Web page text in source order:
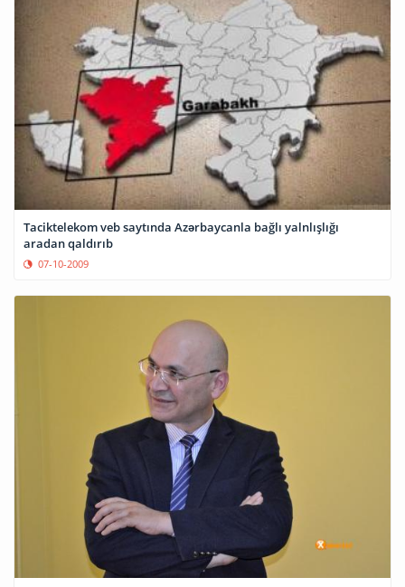
Taciktelekom veb saytında Azərbaycanla bağlı yalnlışlığı
aradan qaldırıb
07-10-2009